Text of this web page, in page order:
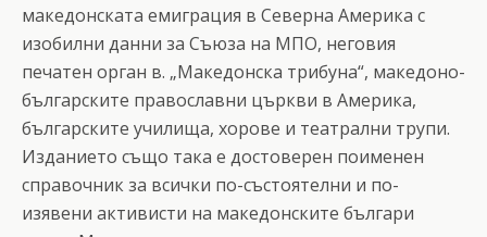
македонската емиграция в Северна Америка с
изобилни данни за Съюза на МПО, неговия
печатен орган в. „Македонска трибуна“, македоно-
българските православни църкви в Америка,
българските училища, хорове и театрални трупи.
Изданието също така е достоверен поименен
справочник за всички по-състоятелни и по-
изявени активисти на македонските българи